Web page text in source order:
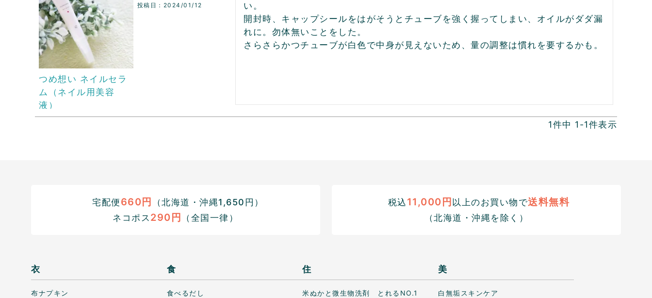
つめ想い ネイルセラ
ム（ネイル用美容
液）
投稿日 2024/01/12
い。
開封時、キャップシールをはがそうとチューブを強く握ってしまい、オイルがダダ漏
れに。勿体無いことをした。
さらさらかつチューブが白色で中身が見えないため、量の調整は慣れを要するかも。
1件中 1 -1件表示
宅配便660円
（北海道・沖縄1,650円）
ネコポス290円 （全国一律）
税込11,000円 以上のお買い物で送料無料
（北海道・沖縄を除く）
衣
布ナプキン
食
食べるだし
住
米ぬかと微生物洗剤 とれるNO.1
美
白無垢スキンケア